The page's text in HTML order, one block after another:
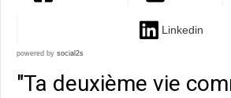
Linkedin
powered by social2s
"Ta deuxième vie